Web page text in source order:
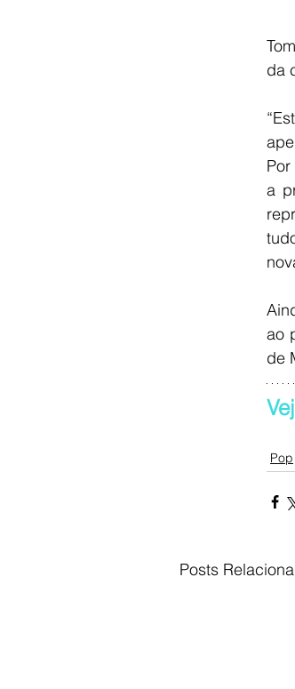
da
a
ao
de
Pop
Posts